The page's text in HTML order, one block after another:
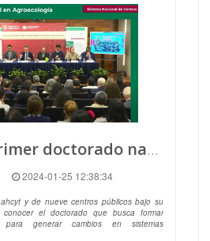
Presentan primer doctorado nacional en Agroecología en México
2024-01-25 12:38:34
y de nueve centros públicos bajo su
el doctorado que busca formar
para generar cambios en sistemas